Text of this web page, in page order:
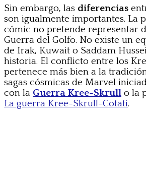
Sin embargo, las diferencias
son igualmente importantes. La
cómic no pretende representar
Guerra del Golfo. No existe un
de Irak, Kuwait o Saddam
historia. El conflicto entre los
pertenece más bien a la
sagas cósmicas de Marvel
con la Guerra Kree-Skrull o la
La guerra Kree-Skrull-Cotati.